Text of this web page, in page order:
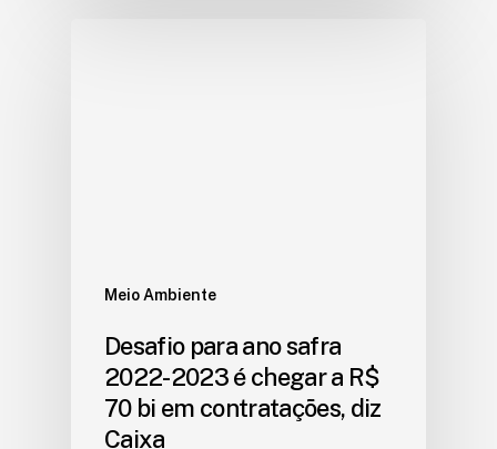
Meio Ambiente
Desafio para ano safra
2022-2023 é chegar a R$
70 bi em contratações, diz
Caixa